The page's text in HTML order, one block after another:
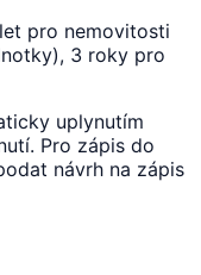
pro nemovitosti
3 roky pro
uplynutím
Pro zápis do
návrh na zápis